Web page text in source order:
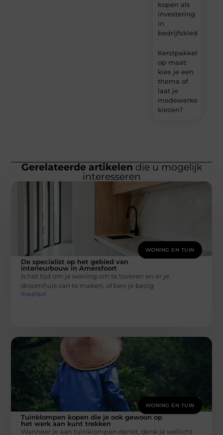
kopen als
investering
in
bedrijfskleding
Kerstpakket
op maat:
kies je een
thema of
laat je
medewerkers
kiezen?
Gerelateerde artikelen die u mogelijk
interesseren
WONING EN TUIN
De specialist op het gebied van
interieurbouw in Amersfoort
Is het tijd om je woning om te toveren en er je
droomhuis van te maken, of ben je bezig
Snapfact
WONING EN TUIN
Tuinklompen kopen die je ook gewoon op
het werk aan kunt trekken
Wanneer je aan tuinklompen denkt, denk je wellicht